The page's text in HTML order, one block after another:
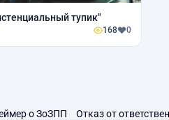
тупик"
168 0
о ЗоЗПП Отказ от